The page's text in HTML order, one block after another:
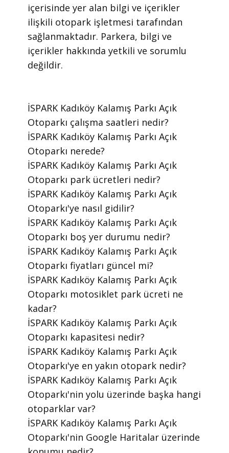
içerisinde yer alan bilgi ve içerikler
ilişkili otopark işletmesi tarafından
sağlanmaktadır. Parkera, bilgi ve
içerikler hakkında yetkili ve sorumlu
değildir.
​İSPARK Kadıköy Kalamış Parkı Açık
Otoparkı çalışma saatleri nedir?
​İSPARK Kadıköy Kalamış Parkı Açık
Otoparkı nerede?
​İSPARK Kadıköy Kalamış Parkı Açık
Otoparkı park ücretleri nedir?
​İSPARK Kadıköy Kalamış Parkı Açık
Otoparkı'ye nasıl gidilir?
​İSPARK Kadıköy Kalamış Parkı Açık
Otoparkı boş yer durumu nedir?
​İSPARK Kadıköy Kalamış Parkı Açık
Otoparkı fiyatları güncel mi?
​İSPARK Kadıköy Kalamış Parkı Açık
Otoparkı motosiklet park ücreti ne
kadar?
​İSPARK Kadıköy Kalamış Parkı Açık
Otoparkı kapasitesi nedir?
​İSPARK Kadıköy Kalamış Parkı Açık
Otoparkı'ye en yakın otopark nedir?
​İSPARK Kadıköy Kalamış Parkı Açık
Otoparkı'nin yolu üzerinde başka hangi
otoparklar var?
​İSPARK Kadıköy Kalamış Parkı Açık
Otoparkı'nin Google Haritalar üzerinde